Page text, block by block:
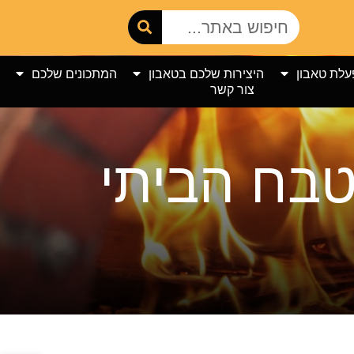
טאבון היצירות שלכם בטאבון
המתכונים שלכם
צור קשר
הביתי